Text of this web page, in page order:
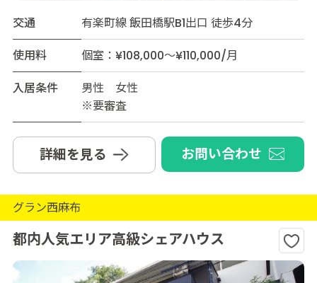
交通
有楽町線 飯田橋駅B1出口 徒歩4分
使用料
個室：¥108,000～¥110,000/月
入居条件
男性 女性
※要審査
詳細を見る お問い合わせ
グラン西麻布
都内人気エリア高級シェアハウス